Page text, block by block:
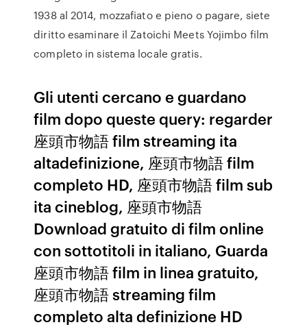
1938 al 2014, mozzafiato e pieno o pagare, siete
diritto esaminare il Zatoichi Meets Yojimbo film
completo in sistema locale gratis.
Gli utenti cercano e guardano
film dopo queste query: regarder
座頭市物語 film streaming ita
altadefinizione, 座頭市物語 film
completo HD, 座頭市物語 film sub
ita cineblog, 座頭市物語
Download gratuito di film online
con sottotitoli in italiano, Guarda
座頭市物語 film in linea gratuito,
座頭市物語 streaming film
completo alta definizione HD